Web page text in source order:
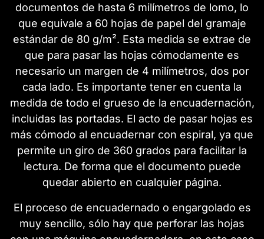
documentos de hasta 6 milímetros de lomo, lo
que equivale a 60 hojas de papel del gramaje
estándar de 80 g/m². Esta medida se extrae de
que para pasar las hojas cómodamente es
necesario un margen de 4 milímetros, dos por
cada lado. Es importante tener en cuenta la
medida de todo el grueso de la encuadernación,
incluidas las portadas. El acto de pasar hojas es
más cómodo al encuadernar con espiral, ya que
permite un giro de 360 grados para facilitar la
lectura. De forma que el documento puede
quedar abierto en cualquier página.
El proceso de encuadernado o engargolado es
muy sencillo, sólo hay que perforar las hojas